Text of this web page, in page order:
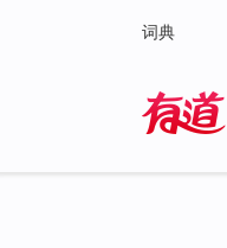
词典